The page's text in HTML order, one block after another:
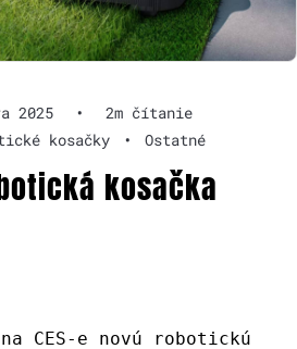
2025 •
2m čítanie
kosačky • Ostatné
kosačka
CES-e novú robotickú